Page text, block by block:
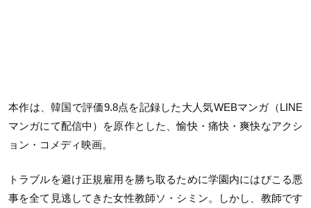
本作は、韓国で評価9.8点を記録した大人気WEBマンガ（LINE
マンガにて配信中）を原作とした、愉快・痛快・爽快なアクシ
ョン・コメディ映画。
トラブルを避け正規雇用を勝ち取るために学園内にはびこる悪
事を全て見逃してきた女性教師ソ・シミン。しかし、教師です